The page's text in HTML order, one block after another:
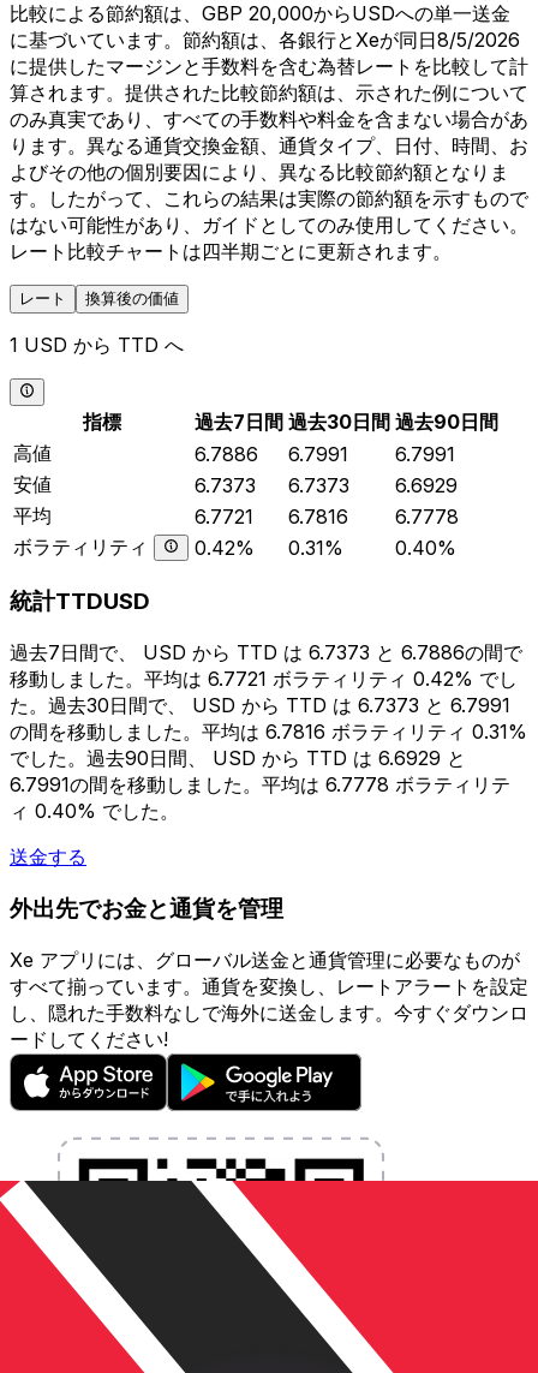
比較による節約額は、GBP 20,000からUSDへの単一送金
に基づいています。節約額は、各銀行とXeが同日8/5/2026
に提供したマージンと手数料を含む為替レートを比較して計
算されます。提供された比較節約額は、示された例について
のみ真実であり、すべての手数料や料金を含まない場合があ
ります。異なる通貨交換金額、通貨タイプ、日付、時間、お
よびその他の個別要因により、異なる比較節約額となりま
す。したがって、これらの結果は実際の節約額を示すもので
はない可能性があり、ガイドとしてのみ使用してください。
レート比較チャートは四半期ごとに更新されます。
レート 換算後の価値
1 USD から TTD へ
指標 過去7日間 過去30日間 過去90日間
高値
6.7886 6.7991
6.7991
安値
6.7373 6.7373
6.6929
平均
6.7721 6.7816
6.7778
ボラティリティ
0.42% 0.31% 0.40%
統計TTDUSD
過去7日間で、 USD から TTD は 6.7373 と 6.7886の間で
移動しました。平均は 6.7721 ボラティリティ 0.42% でし
た。過去30日間で、 USD から TTD は 6.7373 と 6.7991
の間を移動しました。平均は 6.7816 ボラティリティ 0.31%
でした。過去90日間、 USD から TTD は 6.6929 と
6.7991の間を移動しました。平均は 6.7778 ボラティリテ
ィ 0.40% でした。
送金する
外出先でお金と通貨を管理
Xe アプリには、グローバル送金と通貨管理に必要なものが
すべて揃っています。通貨を変換し、レートアラートを設定
し、隠れた手数料なしで海外に送金します。今すぐダウンロ
ードしてください!